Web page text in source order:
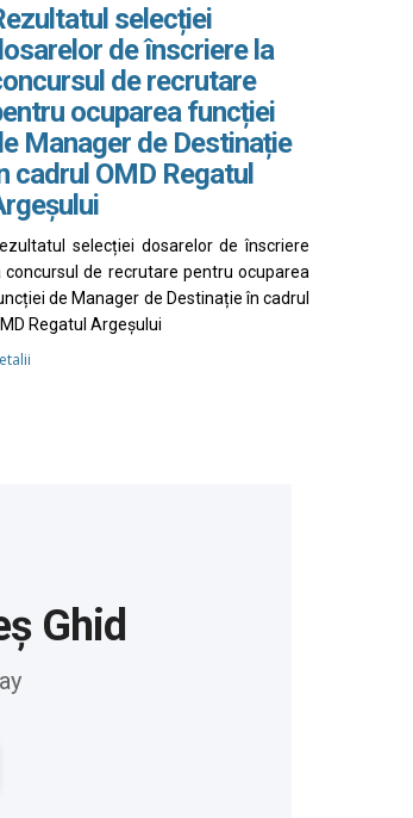
selecției
de înscriere la
de recrutare
ocuparea funcției
Manager de Destinație
cadrul OMD Regatul
selecției dosarelor de înscriere
concursul de recrutare pentru ocuparea
de Manager de Destinație în cadrul
Regatul Argeșului
Ghid